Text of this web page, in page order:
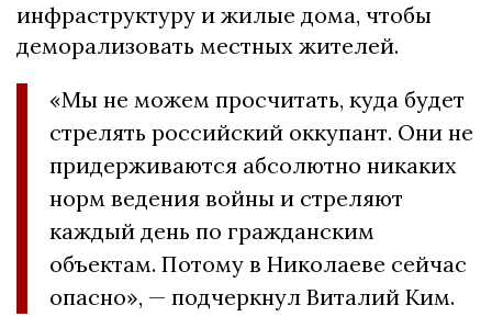
инфраструктуру и жилые дома, чтобы
деморализовать местных жителей.
«Мы не можем просчитать, куда будет
стрелять российский оккупант. Они не
придерживаются абсолютно никаких
норм ведения войны и стреляют
каждый день по гражданским
объектам. Потому в Николаеве сейчас
опасно», — подчеркнул Виталий Ким.